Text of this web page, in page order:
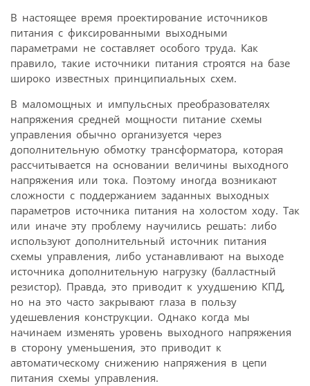
В настоящее время проектирование источников
питания с фиксированными выходными
параметрами не составляет особого труда. Как
правило, такие источники питания строятся на базе
широко известных принципиальных схем.
В маломощных и импульсных преобразователях
напряжения средней мощности питание схемы
управления обычно организуется через
дополнительную обмотку трансформатора, которая
рассчитывается на основании величины выходного
напряжения или тока. Поэтому иногда возникают
сложности с поддержанием заданных выходных
параметров источника питания на холостом ходу. Так
или иначе эту проблему научились решать: либо
используют дополнительный источник питания
схемы управления, либо устанавливают на выходе
источника дополнительную нагрузку (балластный
резистор). Правда, это приводит к ухудшению КПД,
но на это часто закрывают глаза в пользу
удешевления конструкции. Однако когда мы
начинаем изменять уровень выходного напряжения
в сторону уменьшения, это приводит к
автоматическому снижению напряжения в цепи
питания схемы управления.